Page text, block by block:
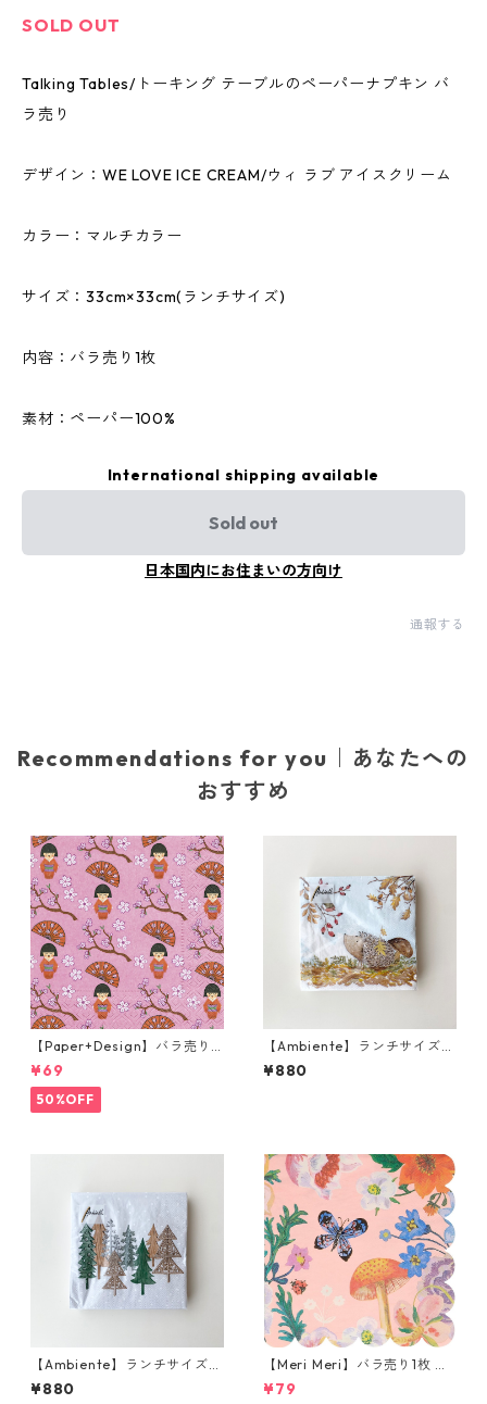
SOLD OUT
Talking Tables/トーキング テーブルのペーパーナプキン バ
ラ売り
デザイン：WE LOVE ICE CREAM/ウィ ラブ アイスクリーム
カラー：マルチカラー
サイズ：33cm×33cm(ランチサイズ)
内容：バラ売り1枚
素材：ペーパー100%
International shipping available
Sold out
日本国内にお住まいの方向け
通報する
Recommendations for you｜あなたへの
おすすめ
【Paper+Design】バラ売り2
枚 ランチサイズ ペーパーナプ
キン LITTLE GEISHA ピンク
¥69
50%OFF
【Ambiente】ランチサイズ
ペーパーナプキン Forest frie
nds ブルー 20枚入り
¥880
【Ambiente】ランチサイズ
ペーパーナプキン Wood carv
ed trees ライトグレー 20枚
¥880
【Meri Meri】バラ売り1枚 ラ
ンチサイズ ペーパーナプキン
Nathalie Lete FLORA ピンク
¥79